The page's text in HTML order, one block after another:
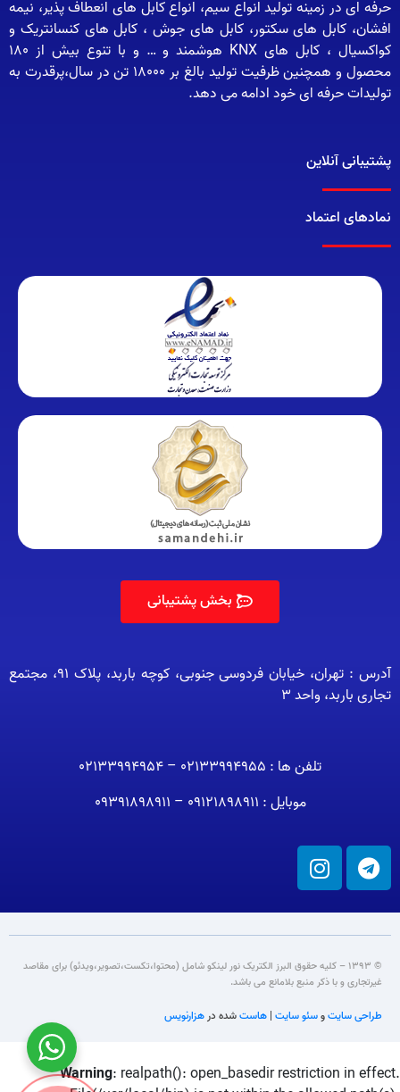
حرفه ای در زمینه تولید انواع سیم، انواع کابل های انعطاف پذیر، نیمه
افشان، کابل های سکتور، کابل های جوش ، کابل های کنسانتریک و
کواکسیال ، کابل های KNX هوشمند و … و با تنوع بیش از 180
محصول و همچنین ظرفیت تولید بالغ بر 18000 تن در سال،پرقدرت به
تولیدات حرفه ای خود ادامه می دهد.
پشتیبانی آنلاین
نمادهای اعتماد
بخش پشتیبانی
آدرس : تهران، خیابان فردوسی جنوبی، کوچه باربد، پلاک 91، مجتمع
تجاری باربد، واحد 3
تلفن ها : 02133994955 – 02133994954
موبایل : 09121898911 – 09391898911
© 1393 – کلیه حقوق البرز الکتریک نور لینکو شامل (محتوا،تکست،تصویر،ویدئو) برای مقاصد
غیرتجاری و با ذکر منبع بلامانع می باشد.
طراحی سایتوسئو سایت | هاستشده درهزارنویس
Warning: realpath(): open_basedir restriction in effect.